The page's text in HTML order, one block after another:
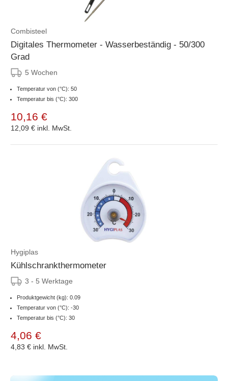
Combisteel
Digitales Thermometer - Wasserbeständig - 50/300
Grad
5 Wochen
Temperatur von (°C): 50
Temperatur bis (°C): 300
10,16 €
12,09 € inkl. MwSt.
Hygiplas
Kühlschrankthermometer
3 - 5 Werktage
Produktgewicht (kg): 0.09
Temperatur von (°C): -30
Temperatur bis (°C): 30
4,06 €
4,83 € inkl. MwSt.